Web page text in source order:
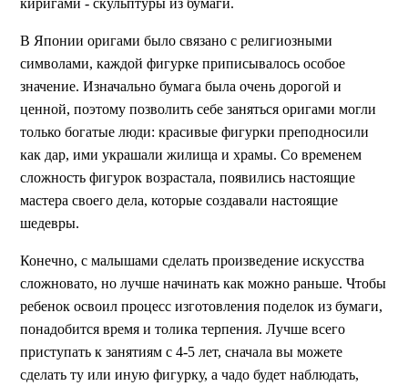
киригами - скульптуры из бумаги.
В Японии оригами было связано с религиозными
символами, каждой фигурке приписывалось особое
значение. Изначально бумага была очень дорогой и
ценной, поэтому позволить себе заняться оригами могли
только богатые люди: красивые фигурки преподносили
как дар, ими украшали жилища и храмы. Со временем
сложность фигурок возрастала, появились настоящие
мастера своего дела, которые создавали настоящие
шедевры.
Конечно, с малышами сделать произведение искусства
сложновато, но лучше начинать как можно раньше. Чтобы
ребенок освоил процесс изготовления поделок из бумаги,
понадобится время и толика терпения. Лучше всего
приступать к занятиям с 4-5 лет, сначала вы можете
сделать ту или иную фигурку, а чадо будет наблюдать,